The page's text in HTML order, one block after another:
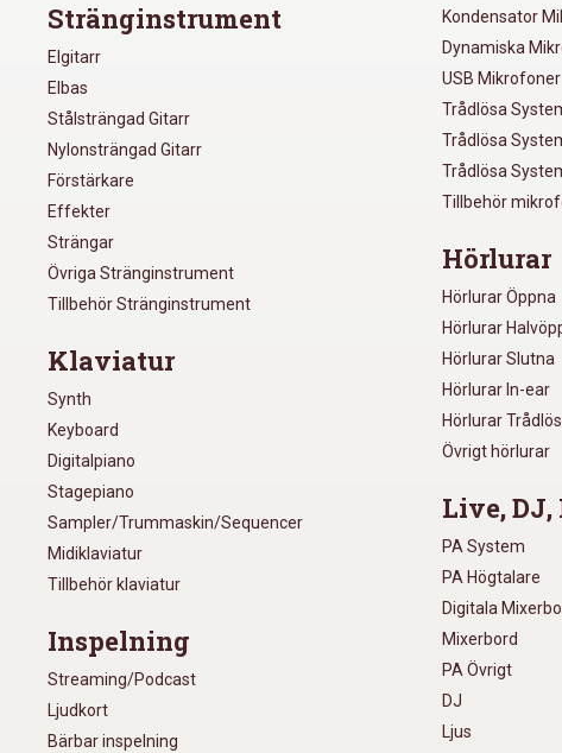
Stränginstrument
Elgitarr
Elbas
Stålsträngad Gitarr
Nylonsträngad Gitarr
Förstärkare
Effekter
Strängar
Övriga Stränginstrument
Tillbehör Stränginstrument
Klaviatur
Synth
Keyboard
Digitalpiano
Stagepiano
Sampler/Trummaskin/Sequencer
Midiklaviatur
Tillbehör klaviatur
Inspelning
Streaming/Podcast
Ljudkort
Bärbar inspelning
Kondensator
Dynamiska
USB Mikrofoner
Trådlösa
Trådlösa
Trådlösa
Tillbehör
Hörlurar
Hörlurar Öppna
Hörlurar
Hörlurar Slutna
Hörlurar In-ear
Hörlurar
Övrigt hörlurar
Live, DJ,
PA System
PA Högtalare
Digitala
Mixerbord
PA Övrigt
DJ
Ljus